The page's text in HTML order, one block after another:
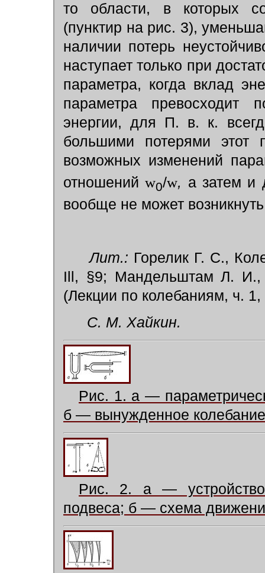
то области, в которых
(пунктир на рис. 3),
наличии потерь
наступает только при
параметра, когда вклад
параметра превосходит
энергии, для П. в. к.
большими потерями этот
возможных изменений
отношенийw0/w, а затем
вообще не может
Лит.: Горелик Г. С.,
Ill, §9; Мандельштам Л. И.,
(Лекции по колебаниям, ч.
С. М. Хайкин.
Рис. 1. а —
б — вынужденное
Рис. 2. а —
подвеса; б — схема